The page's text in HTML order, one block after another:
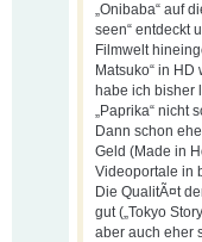
„Onibaba“ auf
seen“ entdeckt
Filmwelt
Matsuko“ in
habe ich bisher
„Paprika“ nicht
Dann schon
Geld (Made in
Videoportale in
Die QualitÃ¤t
gut („Tokyo
aber auch eher